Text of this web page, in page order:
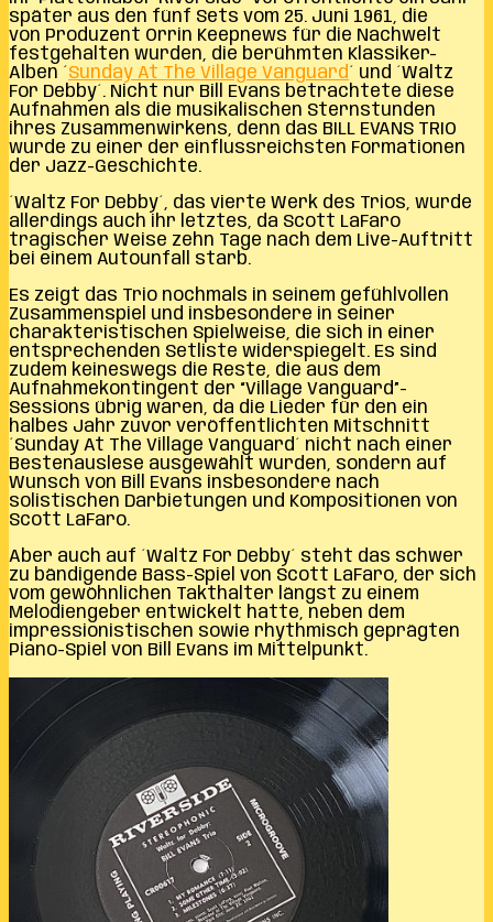
später aus den fünf Sets vom 25. Juni 1961, die
von Produzent Orrin Keepnews für die Nachwelt
festgehalten wurden, die berühmten Klassiker-
Alben ´Sunday At The Village Vanguard´ und ´Waltz
For Debby´. Nicht nur Bill Evans betrachtete diese
Aufnahmen als die musikalischen Sternstunden
ihres Zusammenwirkens, denn das BILL EVANS TRIO
wurde zu einer der einflussreichsten Formationen
der Jazz-Geschichte.
´Waltz For Debby´, das vierte Werk des Trios, wurde
allerdings auch ihr letztes, da Scott LaFaro
tragischer Weise zehn Tage nach dem Live-Auftritt
bei einem Autounfall starb.
Es zeigt das Trio nochmals in seinem gefühlvollen
Zusammenspiel und insbesondere in seiner
charakteristischen Spielweise, die sich in einer
entsprechenden Setliste widerspiegelt. Es sind
zudem keineswegs die Reste, die aus dem
Aufnahmekontingent der “Village Vanguard”-
Sessions übrig waren, da die Lieder für den ein
halbes Jahr zuvor veröffentlichten Mitschnitt
´Sunday At The Village Vanguard´ nicht nach einer
Bestenauslese ausgewählt wurden, sondern auf
Wunsch von Bill Evans insbesondere nach
solistischen Darbietungen und Kompositionen von
Scott LaFaro.
Aber auch auf ´Waltz For Debby´ steht das schwer
zu bändigende Bass-Spiel von Scott LaFaro, der sich
vom gewöhnlichen Takthalter längst zu einem
Melodiengeber entwickelt hatte, neben dem
impressionistischen sowie rhythmisch geprägten
Piano-Spiel von Bill Evans im Mittelpunkt.